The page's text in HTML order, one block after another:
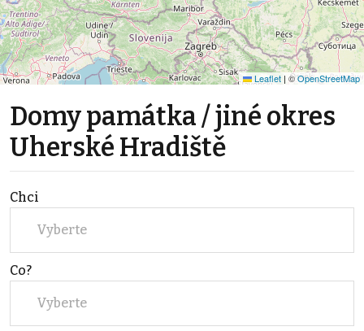
Leaflet | ©OpenStreetMap
Domy památka / jiné okres
Uherské Hradiště
Chci
Vyberte
Co?
Vyberte